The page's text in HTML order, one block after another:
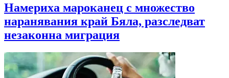
Намериха мароканец с множество
наранявания край Бяла, разследват
незаконна миграция